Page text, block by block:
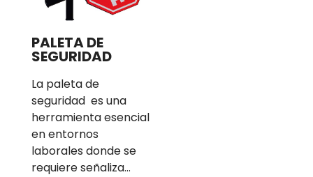
PALETA DE
SEGURIDAD
La paleta de
seguridad es una
herramienta esencial
en entornos
laborales donde se
requiere señaliza…